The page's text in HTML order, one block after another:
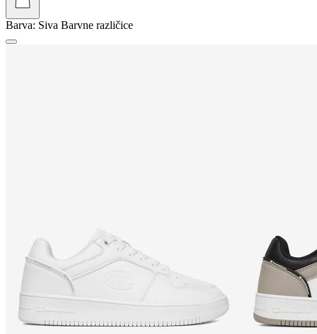
Barva: Siva Barvne različice